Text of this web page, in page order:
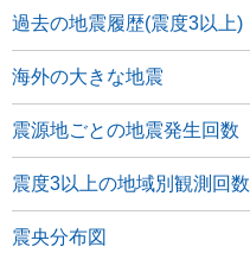
過去の地震履歴(震度3以上)
海外の大きな地震
震源地ごとの地震発生回数
震度3以上の地域別観測回数
震央分布図